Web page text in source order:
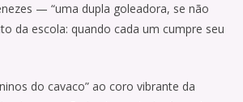
— “uma dupla goleadora, se não
da escola: quando cada um cumpre seu
do cavaco” ao coro vibrante da